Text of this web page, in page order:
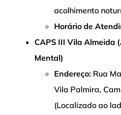
acolhimento
Horário de
CAPS III Vila Almeida
Mental)
Endereço: Rua
Vila Palmira,
(Localizado ao